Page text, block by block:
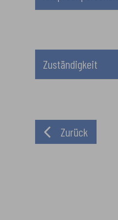
Zuständigkeit
Zurück